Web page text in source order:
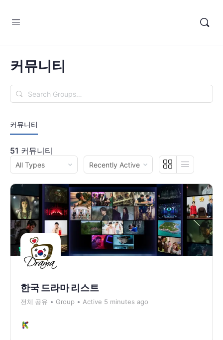
커뮤니티
Search
Groups…
커뮤니티
51 커뮤니티
Order
By:
Order
By:
한국 드라마 리스트
전체 공유 Group Active 5 minutes ago